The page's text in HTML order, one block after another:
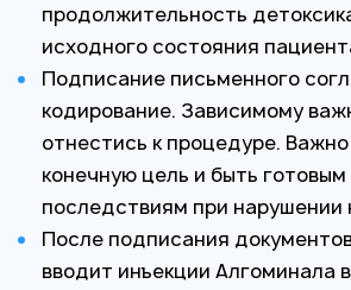
продолжительность
исходного состояния
Подписание письменного
кодирование. Зависимому
отнестись к процедуре.
конечную цель и быть
последствиям при нарушении
После подписания
вводит инъекции Алгоминала